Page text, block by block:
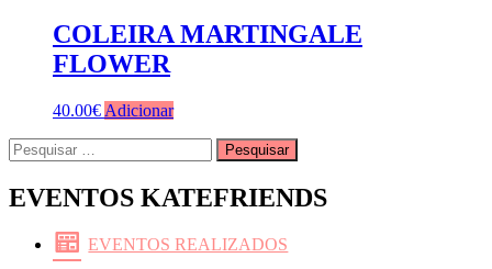
COLEIRA MARTINGALE
FLOWER
40.00€ Adicionar
Pesquisar
por:
EVENTOS KATEFRIENDS
EVENTOS REALIZADOS